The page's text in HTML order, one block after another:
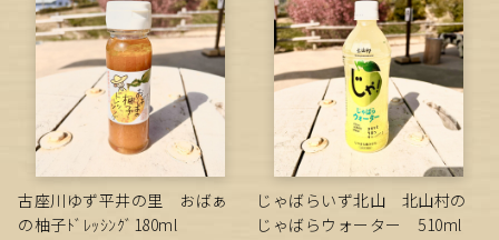
古座川ゆず平井の里 おばぁ
の柚子ﾄﾞﾚｯｼﾝｸﾞ180ml
じゃばらいず北山 北山村の
じゃばらウォーター 510ml